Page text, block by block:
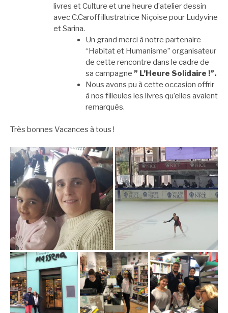
livres et Culture et une heure d’atelier dessin
avec C.Caroff illustratrice Niçoise pour Ludyvine
et Sarina.
Un grand merci à notre partenaire
“Habitat et Humanisme” organisateur
de cette rencontre dans le cadre de
sa campagne ” L’Heure Solidaire !”.
Nous avons pu à cette occasion offrir
à nos filleules les livres qu’elles avaient
remarqués.
Très bonnes Vacances à tous !